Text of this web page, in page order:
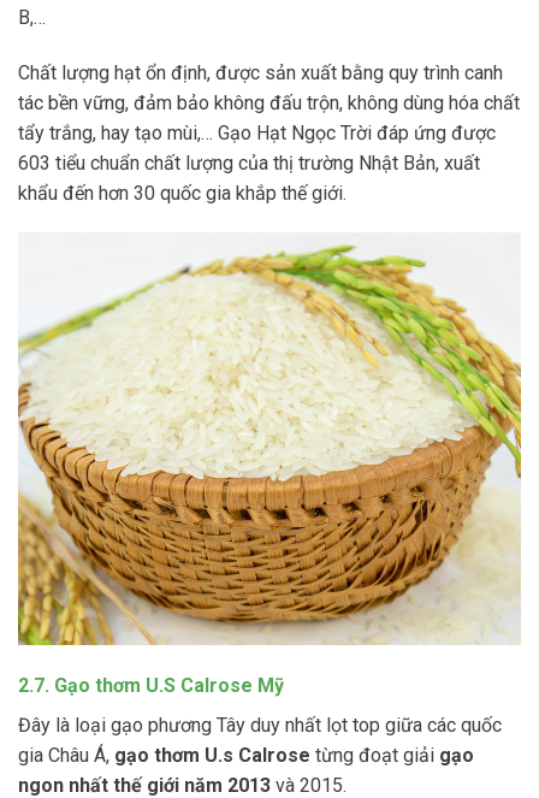
B,…
Chất lượng hạt ổn định, được sản xuất bằng quy trình canh
tác bền vững, đảm bảo không đấu trộn, không dùng hóa chất
tẩy trắng, hay tạo mùi,… Gạo Hạt Ngọc Trời đáp ứng được
603 tiểu chuẩn chất lượng của thị trường Nhật Bản, xuất
khẩu đến hơn 30 quốc gia khắp thế giới.
2.7. Gạo thơm U.S Calrose Mỹ
Đây là loại gạo phương Tây duy nhất lọt top giữa các quốc
gia Châu Á, gạo thơm U.s Calrose từng đoạt giải gạo
ngon nhất thế giới năm 2013 và 2015.